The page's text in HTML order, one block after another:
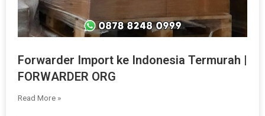
Forwarder Import ke Indonesia Termurah |
FORWARDER ORG
Read More »